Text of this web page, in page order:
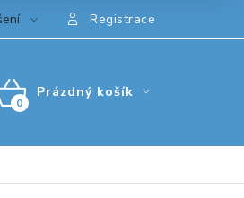
Registrace
NÁKUPNÍ
Prázdný košík